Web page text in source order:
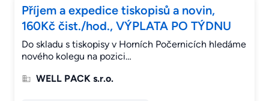
Příjem a expedice tiskopisů a novin,
160Kč čist./hod., VÝPLATA PO TÝDNU
Do skladu s tiskopisy v Horních Počernicích hledáme
nového kolegu na pozici…
WELL PACK s.r.o.